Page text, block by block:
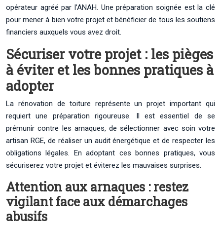
opérateur agréé par l’ANAH. Une préparation soignée est la clé
pour mener à bien votre projet et bénéficier de tous les soutiens
financiers auxquels vous avez droit.
Sécuriser votre projet : les pièges
à éviter et les bonnes pratiques à
adopter
La rénovation de toiture représente un projet important qui
requiert une préparation rigoureuse. Il est essentiel de se
prémunir contre les arnaques, de sélectionner avec soin votre
artisan RGE, de réaliser un audit énergétique et de respecter les
obligations légales. En adoptant ces bonnes pratiques, vous
sécuriserez votre projet et éviterez les mauvaises surprises.
Attention aux arnaques : restez
vigilant face aux démarchages
abusifs